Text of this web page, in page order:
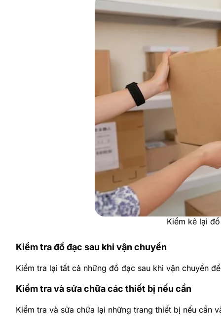
Kiểm kê lại
Kiểm tra đồ đạc sau khi vận chuyển
Kiểm tra lại tất cả những đồ đạc sau khi vận chuyển
Kiểm tra và sửa chữa các thiết bị nếu cần
Kiểm tra và sửa chữa lại những trang thiết bị nếu cần